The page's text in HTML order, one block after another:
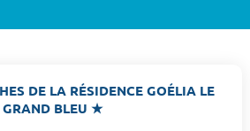
DE LA RÉSIDENCE GOÉLIA LE
GRAND BLEU ★